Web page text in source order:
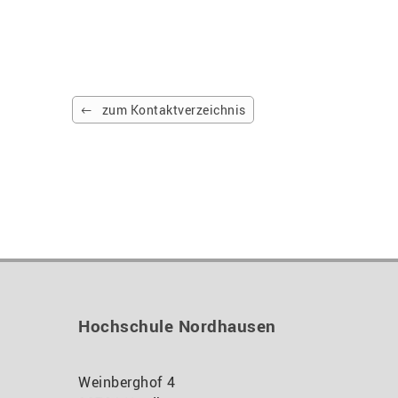
zum Kontaktverzeichnis
Hochschule Nordhausen
Weinberghof 4